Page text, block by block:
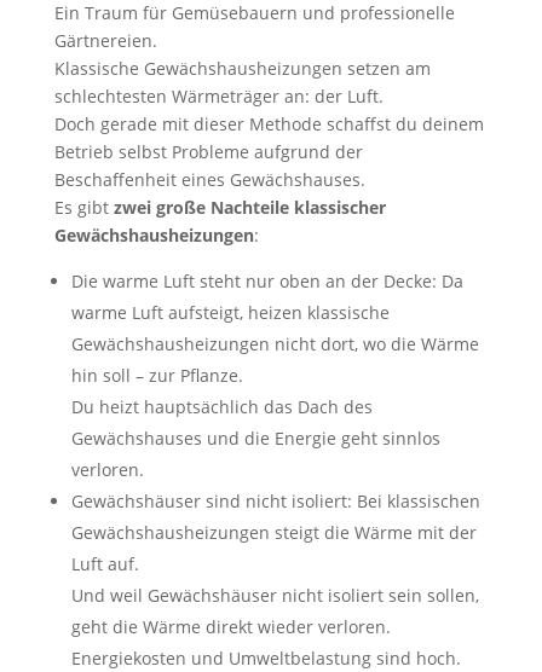
Ein Traum für Gemüsebauern und professionelle
Gärtnereien.
Klassische Gewächshausheizungen setzen am
schlechtesten Wärmeträger an: der Luft.
Doch gerade mit dieser Methode schaffst du deinem
Betrieb selbst Probleme aufgrund der
Beschaffenheit eines Gewächshauses.
Es gibt zwei große Nachteile klassischer
Gewächshausheizungen:
Die warme Luft steht nur oben an der Decke: Da
warme Luft aufsteigt, heizen klassische
Gewächshausheizungen nicht dort, wo die Wärme
hin soll – zur Pflanze.
Du heizt hauptsächlich das Dach des
Gewächshauses und die Energie geht sinnlos
verloren.
Gewächshäuser sind nicht isoliert: Bei klassischen
Gewächshausheizungen steigt die Wärme mit der
Luft auf.
Und weil Gewächshäuser nicht isoliert sein sollen,
geht die Wärme direkt wieder verloren.
Energiekosten und Umweltbelastung sind hoch.